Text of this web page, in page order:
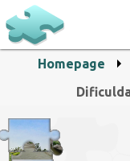
Homepage